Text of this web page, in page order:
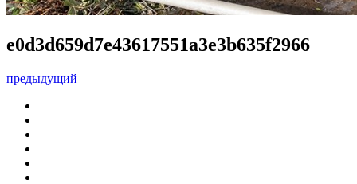
e0d3d659d7e43617551a3e3b635f2966
предыдущий